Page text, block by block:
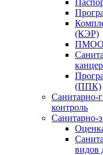
(КЭР)
(ППК)
Санитарно-
контроль
Санитарно-
видов